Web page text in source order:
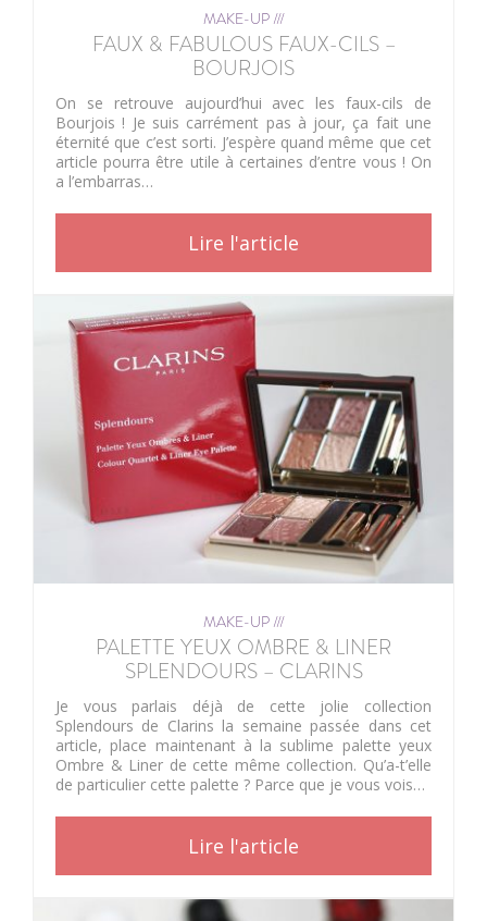
MAKE-UP ///
FAUX & FABULOUS FAUX-CILS –
BOURJOIS
On se retrouve aujourd’hui avec les faux-cils de
Bourjois ! Je suis carrément pas à jour, ça fait une
éternité que c’est sorti. J’espère quand même que cet
article pourra être utile à certaines d’entre vous ! On
a l’embarras…
Lire l'article
MAKE-UP ///
PALETTE YEUX OMBRE & LINER
SPLENDOURS – CLARINS
Je vous parlais déjà de cette jolie collection
Splendours de Clarins la semaine passée dans cet
article, place maintenant à la sublime palette yeux
Ombre & Liner de cette même collection. Qu’a-t’elle
de particulier cette palette ? Parce que je vous vois…
Lire l'article